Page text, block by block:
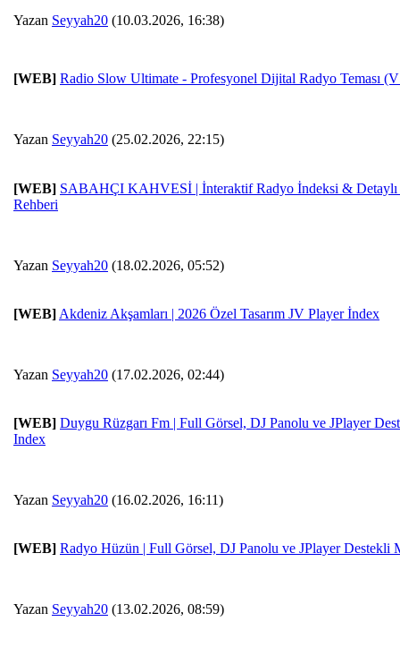
Yazan Seyyah20 (10.03.2026, 16:38)
[WEB] Radio Slow Ultimate - Profesyonel Dijital Radyo Teması
Yazan Seyyah20 (25.02.2026, 22:15)
[WEB] SABAHÇI KAHVESİ | İnteraktif Radyo İndeksi & Detaylı
Rehberi
Yazan Seyyah20 (18.02.2026, 05:52)
[WEB] Akdeniz Akşamları | 2026 Özel Tasarım JV Player İndex
Yazan Seyyah20 (17.02.2026, 02:44)
[WEB] Duygu Rüzgarı Fm | Full Görsel, DJ Panolu ve JPlayer
Index
Yazan Seyyah20 (16.02.2026, 16:11)
[WEB] Radyo Hüzün | Full Görsel, DJ Panolu ve JPlayer Destekli
Yazan Seyyah20 (13.02.2026, 08:59)